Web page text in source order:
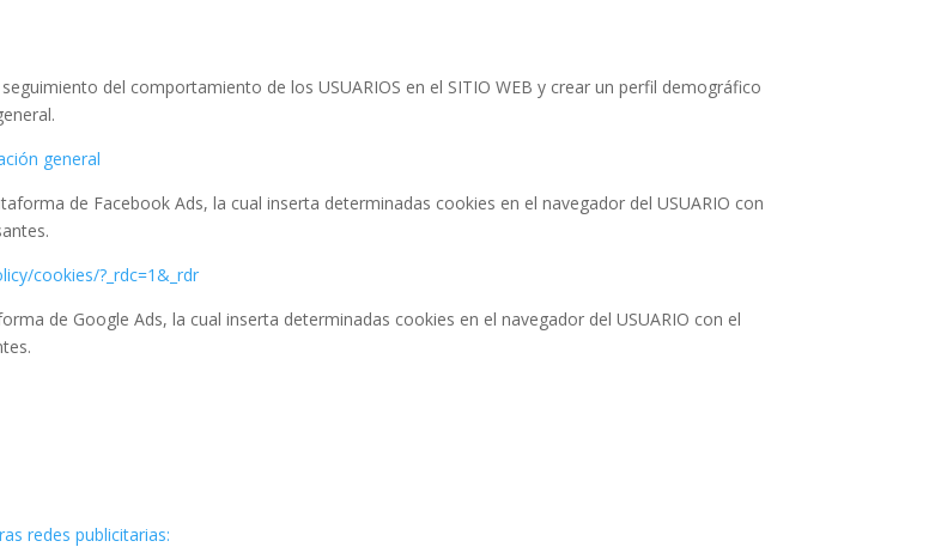
del comportamiento de los USUARIOS en el SITIO WEB y crear un perfil demográfico
general
de Facebook Ads, la cual inserta determinadas cookies en el navegador del USUARIO con
cookies/?_rdc=1&_rdr
de Google Ads, la cual inserta determinadas cookies en el navegador del USUARIO con el
redes publicitarias: